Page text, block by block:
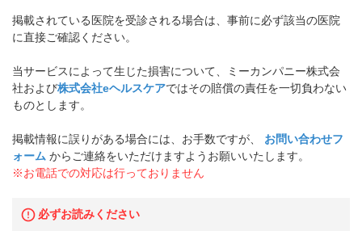
掲載されている医院を受診される場合は、事前に必ず該当の医院
に直接ご確認ください。
当サービスによって生じた損害について、ミーカンパニー株式会
社および株式会社eヘルスケアではその賠償の責任を一切負わない
ものとします。
掲載情報に誤りがある場合には、お手数ですが、
お問い合わせフ
ォーム からご連絡をいただけますようお願いいたします。
※お電話での対応は行っておりません
必ずお読みください